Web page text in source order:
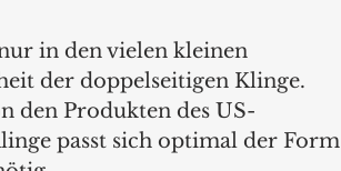
in den vielen kleinen
der doppelseitigen Klinge.
den Produkten des US-
passt sich optimal der Form